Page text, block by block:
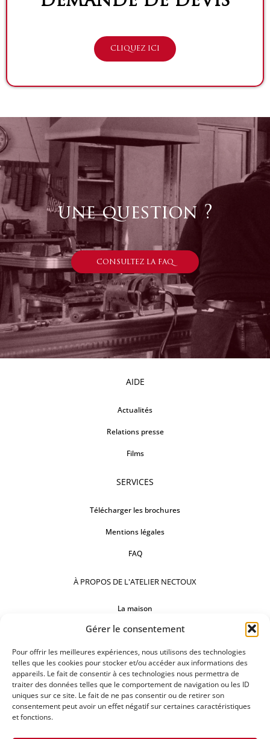
Gérer le consentement
Pour offrir les meilleures expériences, nous utilisons des technologies
telles que les cookies pour stocker et/ou accéder aux informations des
appareils. Le fait de consentir à ces technologies nous permettra de
traiter des données telles que le comportement de navigation ou les ID
uniques sur ce site. Le fait de ne pas consentir ou de retirer son
consentement peut avoir un effet négatif sur certaines caractéristiques
et fonctions.
CLIQUEZ ICI
une question ?
CONSULTEZ LA FAQ
AIDE
Actualités
Relations presse
Films
SERVICES
Télécharger les brochures
Mentions légales
FAQ
À PROPOS DE L'ATELIER NECTOUX
La maison
Comptoirs
Nos réalisations
SUIVEZ-NOUS
DEMANDEZ UN DEVIS